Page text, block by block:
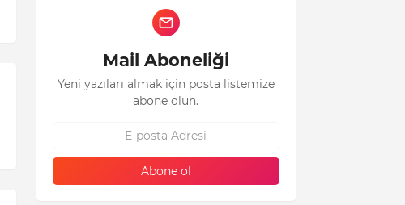
Mail Aboneliği
Yeni yazıları almak için posta listemize
abone olun.